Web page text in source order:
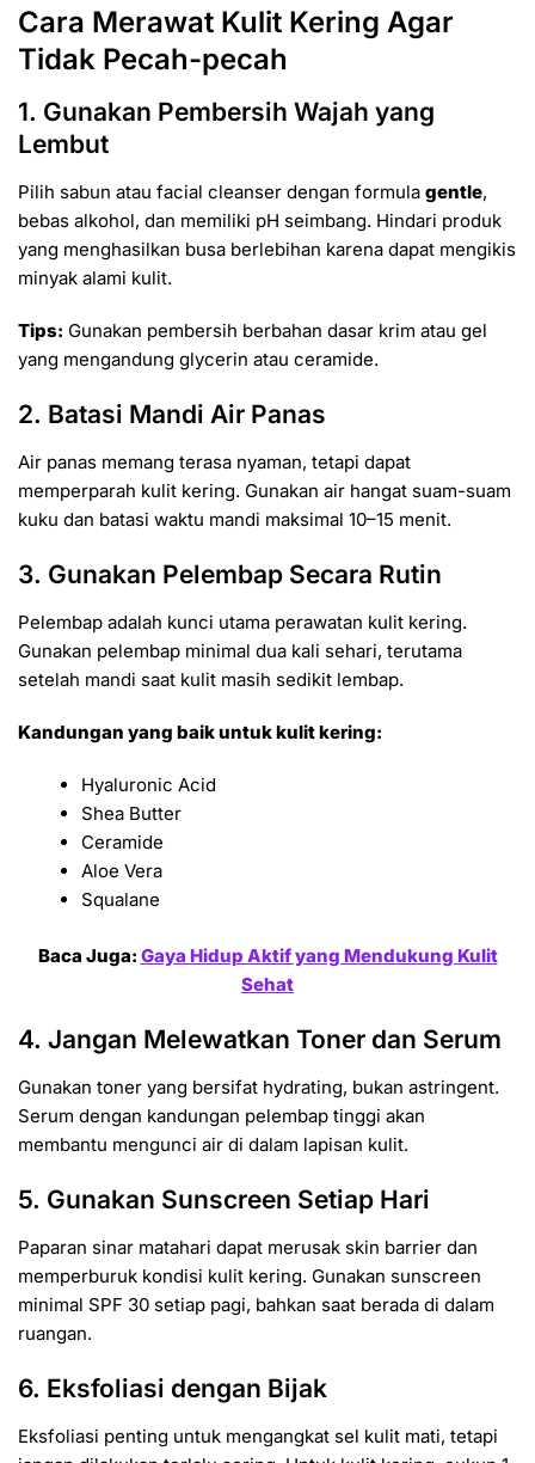
Cara Merawat Kulit Kering Agar
Tidak Pecah-pecah
1. Gunakan Pembersih Wajah yang
Lembut
Pilih sabun atau facial cleanser dengan formula gentle,
bebas alkohol, dan memiliki pH seimbang. Hindari produk
yang menghasilkan busa berlebihan karena dapat mengikis
minyak alami kulit.
Tips: Gunakan pembersih berbahan dasar krim atau gel
yang mengandung glycerin atau ceramide.
2. Batasi Mandi Air Panas
Air panas memang terasa nyaman, tetapi dapat
memperparah kulit kering. Gunakan air hangat suam-suam
kuku dan batasi waktu mandi maksimal 10–15 menit.
3. Gunakan Pelembap Secara Rutin
Pelembap adalah kunci utama perawatan kulit kering.
Gunakan pelembap minimal dua kali sehari, terutama
setelah mandi saat kulit masih sedikit lembap.
Kandungan yang baik untuk kulit kering:
Hyaluronic Acid
Shea Butter
Ceramide
Aloe Vera
Squalane
Baca Juga: Gaya Hidup Aktif yang Mendukung Kulit
Sehat
4. Jangan Melewatkan Toner dan Serum
Gunakan toner yang bersifat hydrating, bukan astringent.
Serum dengan kandungan pelembap tinggi akan
membantu mengunci air di dalam lapisan kulit.
5. Gunakan Sunscreen Setiap Hari
Paparan sinar matahari dapat merusak skin barrier dan
memperburuk kondisi kulit kering. Gunakan sunscreen
minimal SPF 30 setiap pagi, bahkan saat berada di dalam
ruangan.
6. Eksfoliasi dengan Bijak
Eksfoliasi penting untuk mengangkat sel kulit mati, tetapi